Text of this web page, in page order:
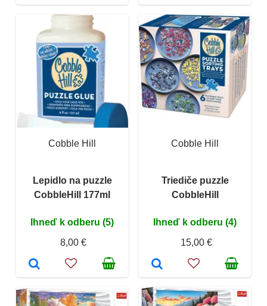
Cobble Hill
Lepidlo na puzzle
CobbleHill 177ml
Ihneď k odberu (5)
8,00 €
Cobble Hill
Triediče puzzle
CobbleHill
Ihneď k odberu (4)
15,00 €